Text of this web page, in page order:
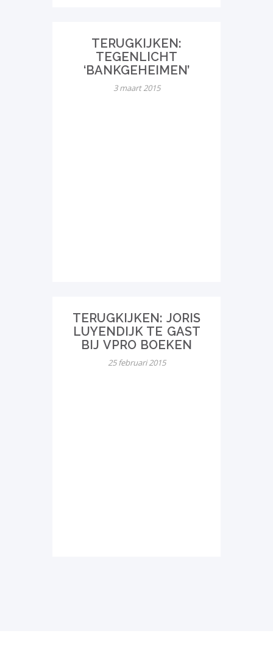
TERUGKIJKEN:
TEGENLICHT
‘BANKGEHEIMEN’
3 maart 2015
TERUGKIJKEN: JORIS
LUYENDIJK TE GAST
BIJ VPRO BOEKEN
25 februari 2015